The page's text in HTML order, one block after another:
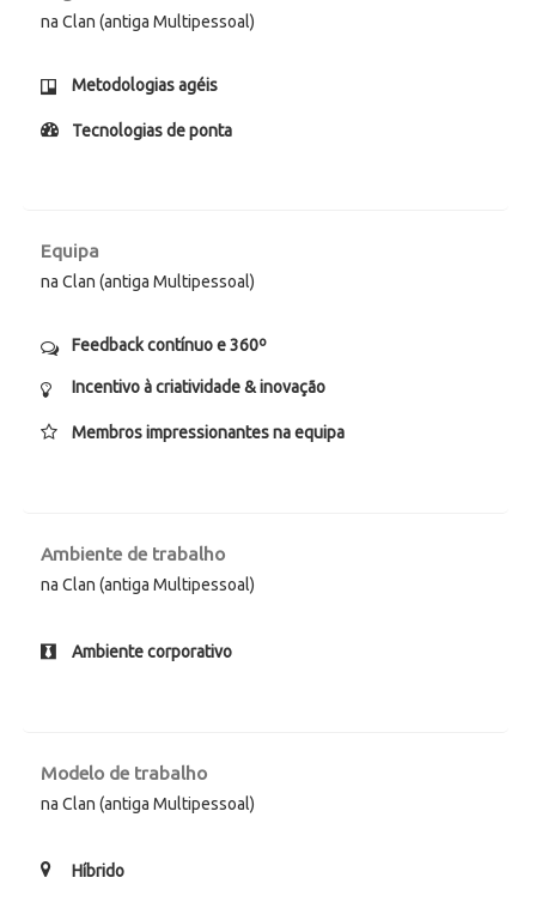
na Clan (antiga Multipessoal)
Metodologias agéis
Tecnologias de ponta
Equipa
na Clan (antiga Multipessoal)
Feedback contínuo e 360º
Incentivo à criatividade & inovação
Membros impressionantes na equipa
Ambiente de trabalho
na Clan (antiga Multipessoal)
Ambiente corporativo
Modelo de trabalho
na Clan (antiga Multipessoal)
Híbrido